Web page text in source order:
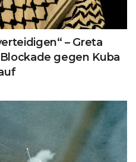
– Greta
gegen Kuba